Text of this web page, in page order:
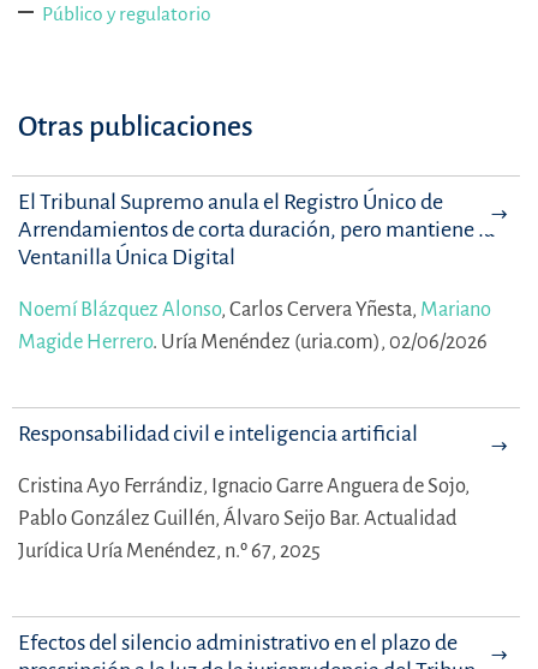
Público y regulatorio
Otras publicaciones
El Tribunal Supremo anula el Registro Único de
Arrendamientos de corta duración, pero mantiene la
Ventanilla Única Digital
Noemí Blázquez Alonso, Carlos Cervera Yñesta, Mariano
Magide Herrero. Uría Menéndez (uria.com), 02/06/2026
Responsabilidad civil e inteligencia artificial
Cristina Ayo Ferrándiz, Ignacio Garre Anguera de Sojo,
Pablo González Guillén, Álvaro Seijo Bar. Actualidad
Jurídica Uría Menéndez, n.º 67, 2025
Efectos del silencio administrativo en el plazo de